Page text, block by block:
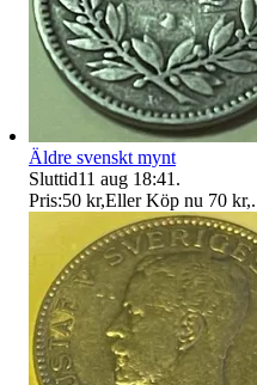
Äldre svenskt mynt
Sluttid11 aug 18:41 .
Pris:50 kr,Eller Köp nu 70 kr,.